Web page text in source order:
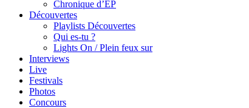
Chronique d’EP
Découvertes
Playlists Découvertes
Qui es-tu ?
Lights On / Plein feux sur
Interviews
Live
Festivals
Photos
Concours